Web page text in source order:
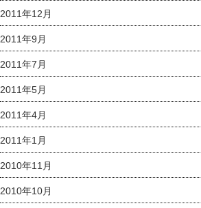
2011年12月
2011年9月
2011年7月
2011年5月
2011年4月
2011年1月
2010年11月
2010年10月